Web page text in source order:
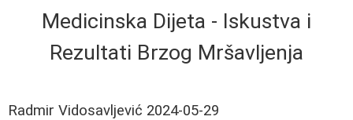
Medicinska Dijeta - Iskustva i
Rezultati Brzog Mršavljenja
Radmir Vidosavljević 2024-05-29